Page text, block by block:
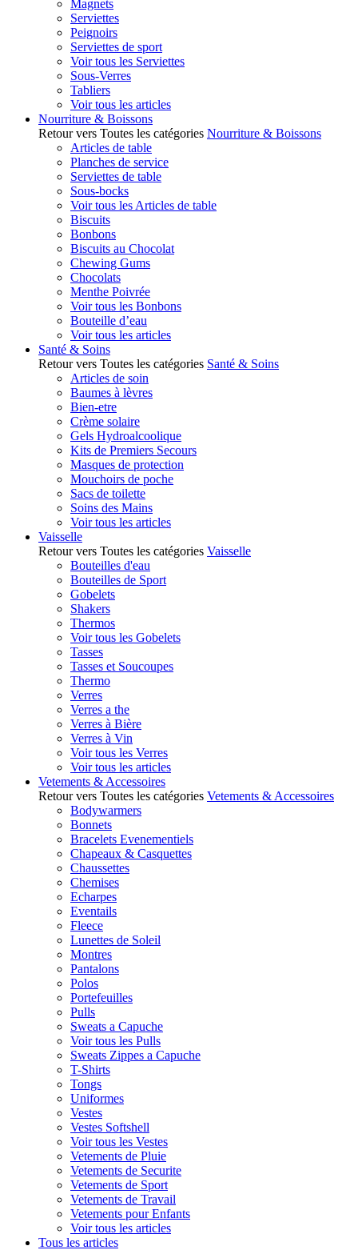
Magnets
Serviettes
Peignoirs
Serviettes de sport
Voir tous les Serviettes
Sous-Verres
Tabliers
Voir tous les articles
Nourriture & Boissons
Retour vers Toutes les catégories Nourriture & Boissons
Articles de table
Planches de service
Serviettes de table
Sous-bocks
Voir tous les Articles de table
Biscuits
Bonbons
Biscuits au Chocolat
Chewing Gums
Chocolats
Menthe Poivrée
Voir tous les Bonbons
Bouteille d’eau
Voir tous les articles
Santé & Soins
Retour vers Toutes les catégories Santé & Soins
Articles de soin
Baumes à lèvres
Bien-etre
Crème solaire
Gels Hydroalcoolique
Kits de Premiers Secours
Masques de protection
Mouchoirs de poche
Sacs de toilette
Soins des Mains
Voir tous les articles
Vaisselle
Retour vers Toutes les catégories Vaisselle
Bouteilles d'eau
Bouteilles de Sport
Gobelets
Shakers
Thermos
Voir tous les Gobelets
Tasses
Tasses et Soucoupes
Thermo
Verres
Verres a the
Verres à Bière
Verres à Vin
Voir tous les Verres
Voir tous les articles
Vetements & Accessoires
Retour vers Toutes les catégories Vetements & Accessoires
Bodywarmers
Bonnets
Bracelets Evenementiels
Chapeaux & Casquettes
Chaussettes
Chemises
Echarpes
Eventails
Fleece
Lunettes de Soleil
Montres
Pantalons
Polos
Portefeuilles
Pulls
Sweats a Capuche
Voir tous les Pulls
Sweats Zippes a Capuche
T-Shirts
Tongs
Uniformes
Vestes
Vestes Softshell
Voir tous les Vestes
Vetements de Pluie
Vetements de Securite
Vetements de Sport
Vetements de Travail
Vetements pour Enfants
Voir tous les articles
Tous les articles